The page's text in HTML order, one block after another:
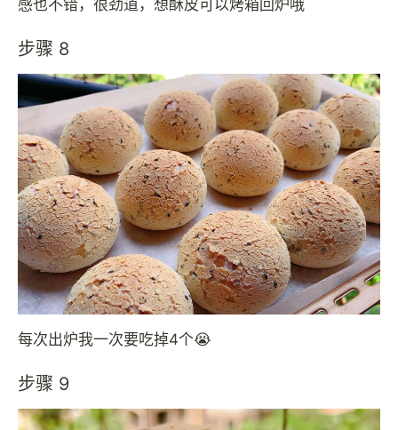
感也不错，很劲道，想酥皮可以烤箱回炉哦
步骤 8
每次出炉我一次要吃掉4个😭
步骤 9